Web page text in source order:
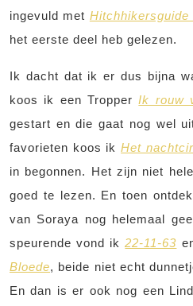
ingevuld met
het eerste deel heb gelezen.
Ik dacht dat ik er dus bijna
koos ik een Tropper Ik rouw
gestart en die gaat nog wel
favorieten koos ikHet
in begonnen. Het zijn niet
goed te lezen. En toen
van Soraya nog helemaal
speurende vond ik22-11-63
Bloede, beide niet echt
En dan is er ook nog een